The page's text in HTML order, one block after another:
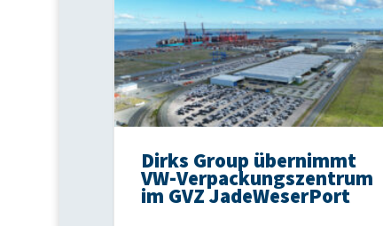
Dirks Group übernimmt
VW-Verpackungszentrum
im GVZ JadeWeserPort